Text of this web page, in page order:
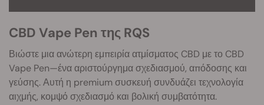
CBD Vape Pen της RQS
Βιώστε μια ανώτερη εμπειρία ατμίσματος CBD με το CBD
Vape Pen—ένα αριστούργημα σχεδιασμού, απόδοσης και
γεύσης. Αυτή η premium συσκευή συνδυάζει τεχνολογία
αιχμής, κομψό σχεδιασμό και βολική συμβατότητα.